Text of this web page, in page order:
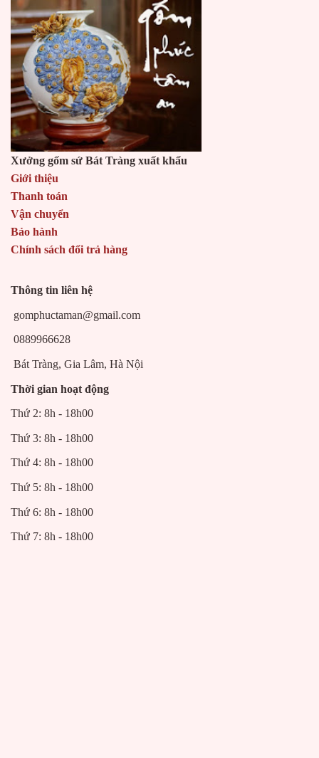
Xưởng gốm sứ Bát Tràng xuất khẩu
Giới thiệu
Thanh toán
Vận chuyển
Bảo hành
Chính sách đổi trả hàng
Thông tin liên hệ
gomphuctaman@gmail.com
0889966628
Bát Tràng, Gia Lâm, Hà Nội
Thời gian hoạt động
Thứ 2: 8h - 18h00
Thứ 3: 8h - 18h00
Thứ 4: 8h - 18h00
Thứ 5: 8h - 18h00
Thứ 6: 8h - 18h00
Thứ 7: 8h - 18h00